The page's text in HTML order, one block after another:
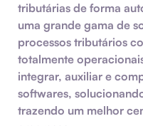
tributárias de forma
uma grande gama de
processos tributários
totalmente
integrar, auxiliar e
softwares,
trazendo um melhor